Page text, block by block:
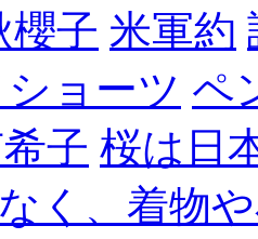
櫻子 米軍約
ョーツ ペ
子 桜は日
く、着物